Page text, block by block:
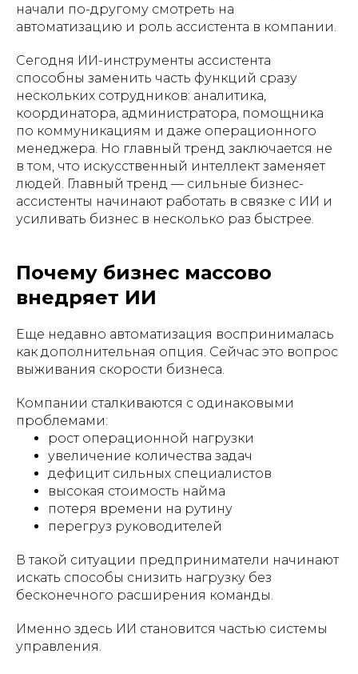
начали по-другому смотреть на
автоматизацию и роль ассистента в компании.
Сегодня ИИ-инструменты ассистента
способны заменить часть функций сразу
нескольких сотрудников: аналитика,
координатора, администратора, помощника
по коммуникациям и даже операционного
менеджера. Но главный тренд заключается не
в том, что искусственный интеллект заменяет
людей. Главный тренд — сильные бизнес-
ассистенты начинают работать в связке с ИИ и
усиливать бизнес в несколько раз быстрее.
Почему бизнес массово
внедряет ИИ
Еще недавно автоматизация воспринималась
как дополнительная опция. Сейчас это вопрос
выживания скорости бизнеса.
Компании сталкиваются с одинаковыми
проблемами:
рост операционной нагрузки
увеличение количества задач
дефицит сильных специалистов
высокая стоимость найма
потеря времени на рутину
перегруз руководителей
В такой ситуации предприниматели начинают
искать способы снизить нагрузку без
бесконечного расширения команды.
Именно здесь ИИ становится частью системы
управления.